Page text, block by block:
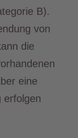
B).
von
die
eine
erfolgen